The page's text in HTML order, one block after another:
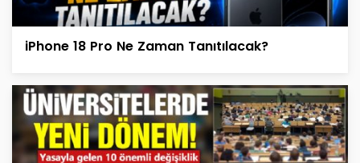
iPhone 18 Pro Ne Zaman Tanıtılacak?